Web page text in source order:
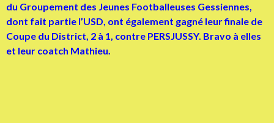
du Groupement des Jeunes Footballeuses Gessiennes,
dont fait partie l’USD, ont également gagné leur finale de
Coupe du District, 2 à 1, contre PERSJUSSY. Bravo à elles
et leur coatch Mathieu.